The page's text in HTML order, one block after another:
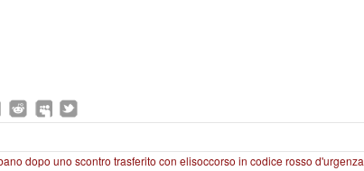
dopo uno scontro trasferito con elisoccorso in codice rosso d'urgenza